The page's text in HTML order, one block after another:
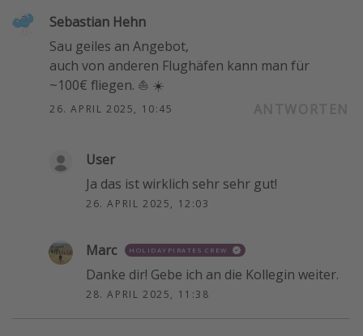
Sebastian​ Hehn
Sau geiles an Angebot,
auch von anderen Flughäfen kann man für
~100€ fliegen. ⛵ ☀️
26. APRIL 2025, 10:45
User
Ja das ist wirklich sehr sehr gut!
26. APRIL 2025, 12:03
Marc HOLIDAYPIRATES CREW
Danke dir! Gebe ich an die Kollegin weiter.
28. APRIL 2025, 11:38